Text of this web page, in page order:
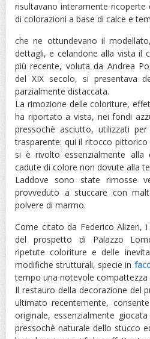
risultavano interamente ricoperte
di colorazioni a base di calce e
che ne ottundevano il
dettagli, e celandone alla vista il
più recente, voluta da Andrea
del XIX secolo, si presentava
parzialmente distaccata.
La rimozione delle coloriture,
ha riportato a vista, nei fondi
pressochè asciutto, utilizzati
trasparente: qui il ritocco
si è rivolto essenzialmente alla
cadute di colore non dovute alla
Laddove sono state rimosse
provveduto a stuccare con
polvere di marmo.
Come citato da Federico Alizeri,
del prospetto di Palazzo
ripetute coloriture e delle
modifiche strutturali, specie in
tempo una notevole compattezza
Il restauro della decorazione del
ultimato recentemente,
originale, essenzialmente
pressochè naturale dello stucco